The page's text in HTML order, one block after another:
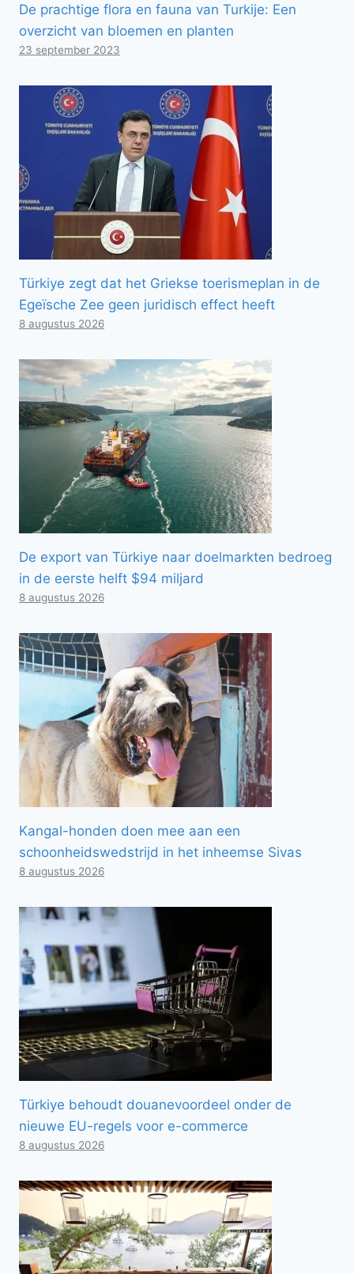
De prachtige flora en fauna van Turkije: Een
overzicht van bloemen en planten
23 september 2023
Türkiye zegt dat het Griekse toerismeplan in de
Egeïsche Zee geen juridisch effect heeft
8 augustus 2026
De export van Türkiye naar doelmarkten bedroeg
in de eerste helft $94 miljard
8 augustus 2026
Kangal-honden doen mee aan een
schoonheidswedstrijd in het inheemse Sivas
8 augustus 2026
Türkiye behoudt douanevoordeel onder de
nieuwe EU-regels voor e-commerce
8 augustus 2026